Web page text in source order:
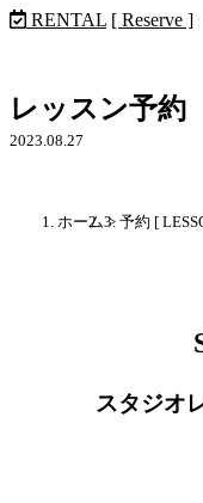
RENTAL [ Reserve ]
レッスン予約
2023.08.27
ホーム> 予約 [
スタジオ